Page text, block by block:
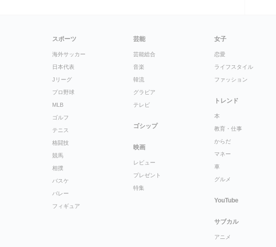
スポーツ
海外サッカー
日本代表
Jリーグ
プロ野球
MLB
ゴルフ
テニス
格闘技
競馬
相撲
バスケ
バレー
フィギュア
芸能
芸能総合
音楽
韓流
グラビア
テレビ
ゴシップ
映画
レビュー
プレゼント
特集
女子
恋愛
ライフスタイル
ファッション
トレンド
本
教育・仕事
からだ
マネー
車
グルメ
YouTube
サブカル
アニメ